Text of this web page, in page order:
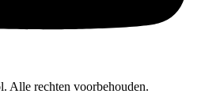
Alle rechten voorbehouden.